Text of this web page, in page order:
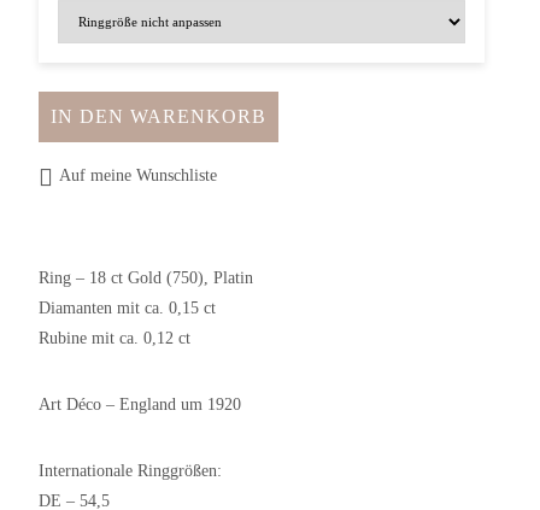
IN DEN WARENKORB
Auf meine Wunschliste
Ring – 18 ct Gold (750), Platin
Diamanten mit ca. 0,15 ct
Rubine mit ca. 0,12 ct
Art Déco – England um 1920
Internationale Ringgrößen:
DE – 54,5